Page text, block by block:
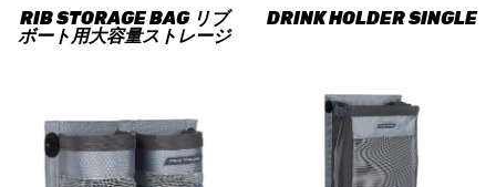
RIB STORAGE BAG リブ
ボート用大容量ストレージ
DRINK HOLDER SINGLE